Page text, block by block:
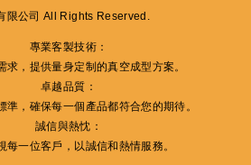
限公司 All Rights Reserved.
專業客製技術：
求，提供量身定制的真空成型方案。
卓越品質 ：
準，確保每一個產品都符合您的期待。
誠信與熱忱 ：
每一位客戶，以誠信和熱情服務。